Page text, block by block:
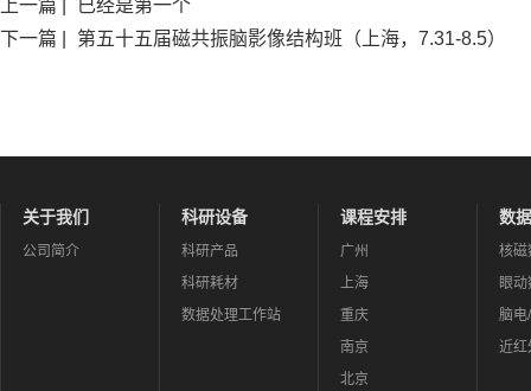
上一篇 |
已经是第一个
下一篇 |
第五十五届磁共振脑影像结构班（上海，7.31-8.5）
关于我们
公司简介
科研设备
科研产品
科研耗材
数据处理工作站
课程安排
广州
上海
重庆
南京
北京
数
核磁
眼
脑电
近红